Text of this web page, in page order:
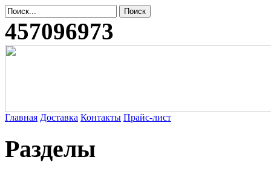
457096973
Главная Доставка Контакты Прайс-лист
Разделы